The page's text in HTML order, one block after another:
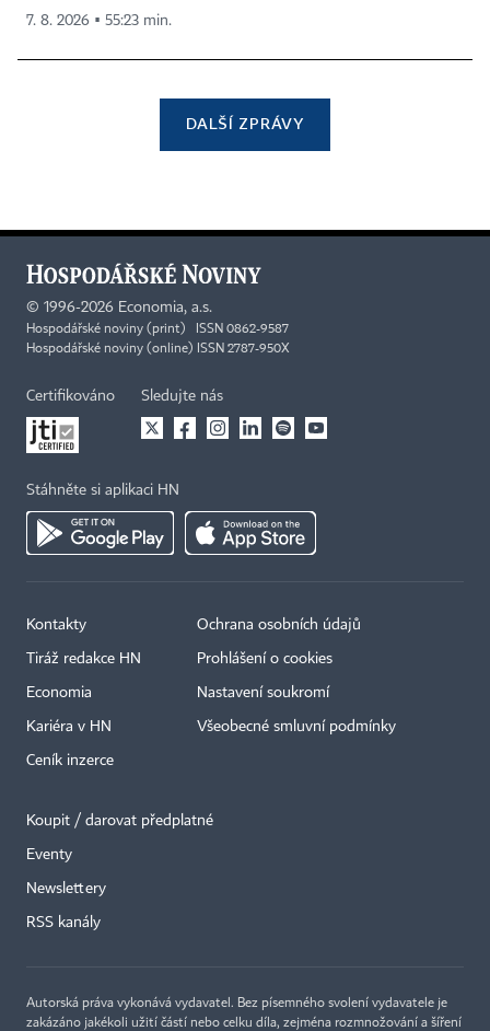
7. 8. 2026 ▪ 55:23 min.
DALŠÍ ZPRÁVY
© 1996-2026 Economia, a.s.
Hospodářské noviny (print) ISSN 0862-9587
Hospodářské noviny (online) ISSN 2787-950X
Certifikováno Sledujte nás
Stáhněte si aplikaci HN
Kontakty
Tiráž redakce HN
Economia
Kariéra v HN
Ceník inzerce
Ochrana osobních údajů
Prohlášení o cookies
Nastavení soukromí
Všeobecné smluvní podmínky
Koupit / darovat předplatné
Eventy
Newslettery
RSS kanály
Autorská práva vykonává vydavatel. Bez písemného svolení vydavatele je
zakázáno jakékoli užití částí nebo celku díla, zejména rozmnožování a šíření